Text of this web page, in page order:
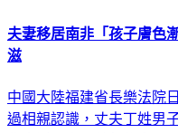
夫妻移居南非「孩子膚色
滋
中國大陸福建省長樂法院
過相親認識，丈夫丁姓男